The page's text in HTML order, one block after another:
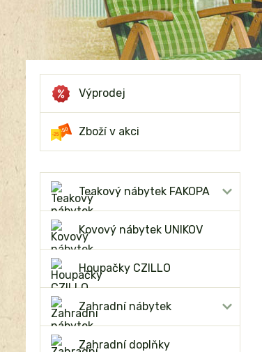
Výprodej
Zboží v akci
Teakový nábytek FAKOPA
Kovový nábytek UNIKOV
Houpačky CZILLO
Zahradní nábytek
Zahradní doplňky